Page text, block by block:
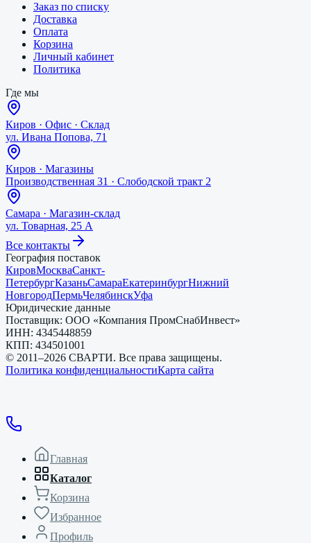
Заказ по списку
Доставка
Оплата
Корзина
Личный кабинет
Политика
Где мы
Киров · Офис · Склад
ул. Ивана Попова, 71
Киров · Магазины
Производственная 31 · Слободской тракт 2
Самара · Магазин-склад
ул. Товарная, 25 А
Все контакты
География поставок
КировМоскваСанкт-
ПетербургКазаньСамараЕкатеринбургНижний
НовгородПермьЧелябинскУфа
Юридические данные
Поставщик: ООО «Компания ПромСнабИнвест»
ИНН: 4345448859
КПП: 434501001
© 2011–2026 СВАРТИ. Все права защищены.
Политика конфиденциальностиКарта сайта
Главная
Каталог
Корзина
Избранное
Профиль